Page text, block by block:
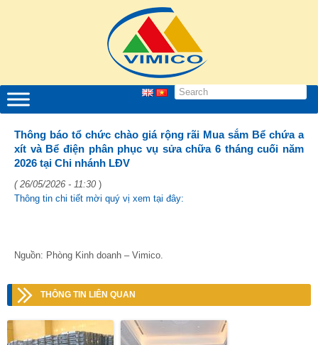
Thông báo tổ chức chào giá rộng rãi Mua sắm Bể chứa a
xít và Bể điện phân phục vụ sửa chữa 6 tháng cuối năm
2026 tại Chi nhánh LĐV
( 26/05/2026 - 11:30 )
Thông tin chi tiết mời quý vị xem tại đây:
Nguồn: Phòng Kinh doanh – Vimico.
THÔNG TIN LIÊN QUAN